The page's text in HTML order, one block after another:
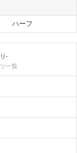
ハーフ
-
一覧